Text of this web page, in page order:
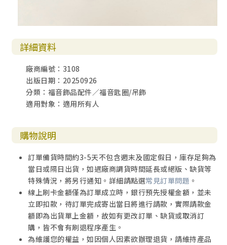
詳細資料
廠商編號：3108
出版日期：20250926
分類：福音飾品配件／福音匙圈/吊飾
適用對象：適用所有人
購物說明
訂單備貨時間約3-5天不包含週末及國定假日，庫存足夠為
當日或隔日出貨，如遇廠商調貨時間延長或絕版、缺貨等
特殊情況，將另行通知。詳細請點選常見訂單問題 。
線上刷卡金額僅為訂單成立時，銀行預先授權金額，並未
立即扣款，待訂單完成寄出當日將進行請款，實際請款金
額即為出貨單上金額，故如有更改訂單、缺貨或取消訂
購，皆不會有刷退程序產生。
為維護您的權益，如因個人因素欲辦理退貨，請維持產品